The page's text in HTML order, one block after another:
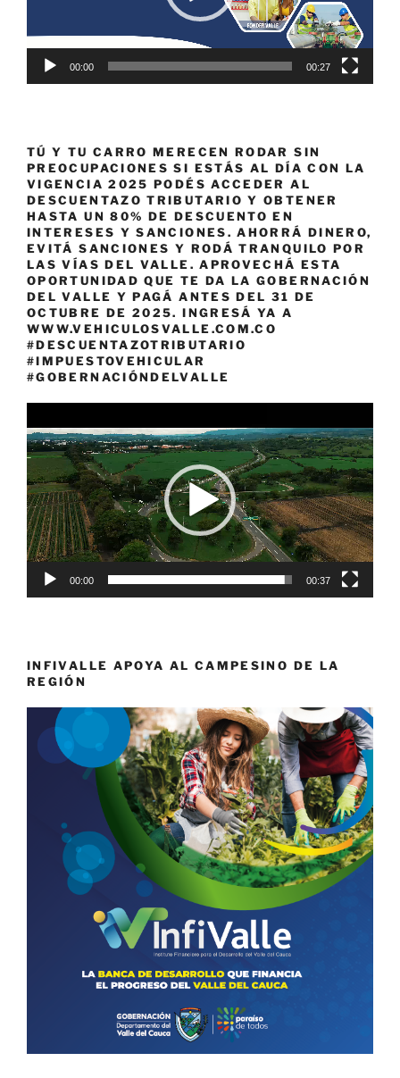
00:00 00:27
TÚ Y TU CARRO MERECEN RODAR SIN
PREOCUPACIONES SI ESTÁS AL DÍA CON LA
VIGENCIA 2025 PODÉS ACCEDER AL
DESCUENTAZO TRIBUTARIO Y OBTENER
HASTA UN 80% DE DESCUENTO EN
INTERESES Y SANCIONES. AHORRÁ DINERO,
EVITÁ SANCIONES Y RODÁ TRANQUILO POR
LAS VÍAS DEL VALLE. APROVECHÁ ESTA
OPORTUNIDAD QUE TE DA LA GOBERNACIÓN
DEL VALLE Y PAGÁ ANTES DEL 31 DE
OCTUBRE DE 2025. INGRESÁ YA A
WWW.VEHICULOSVALLE.COM.CO
#DESCUENTAZOTRIBUTARIO
#IMPUESTOVEHICULAR
#GOBERNACIÓNDELVALLE
de
vídeo
00:00 00:37
INFIVALLE APOYA AL CAMPESINO DE LA
REGIÓN